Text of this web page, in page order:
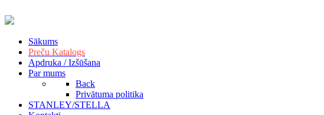
Sākums
Preču Katalogs
Apdruka / Izšūšana
Par mums
Back
Privātuma politika
STANLEY/STELLA